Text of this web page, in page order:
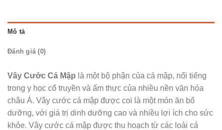
Mô tả
Đánh giá (0)
Vây Cước Cá Mập là một bộ phận của cá mập, nổi tiếng
trong y học cổ truyền và ẩm thực của nhiều nền văn hóa
châu Á. Vây cước cá mập được coi là một món ăn bổ
dưỡng, với giá trị dinh dưỡng cao và nhiều lợi ích cho sức
khỏe. Vây cước cá mập được thu hoạch từ các loài cá